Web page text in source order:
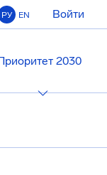
РУ EN Войти
2030